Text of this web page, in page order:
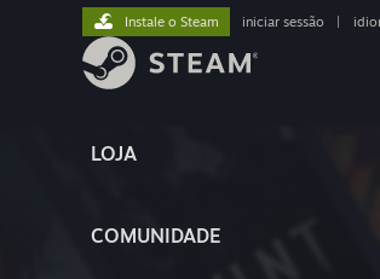
LOJA
COMUNIDADE
Instale o Steam iniciar sessão